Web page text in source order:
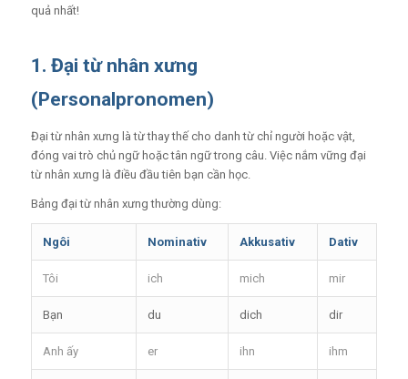
quả nhất!
1. Đại từ nhân xưng
(Personalpronomen)
Đại từ nhân xưng là từ thay thế cho danh từ chỉ người hoặc vật,
đóng vai trò chủ ngữ hoặc tân ngữ trong câu. Việc nắm vững đại
từ nhân xưng là điều đầu tiên bạn cần học.
Bảng đại từ nhân xưng thường dùng:
Ngôi Nominativ Akkusativ Dativ
Tôi ich mich mir
Bạn du dich dir
Anh ấy er ihn ihm